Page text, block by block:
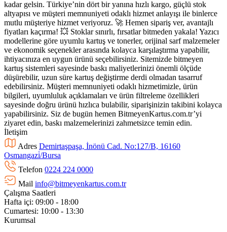
kadar gelsin. Türkiye’nin dört bir yanına hızlı kargo, güçlü stok
altyapısı ve müşteri memnuniyeti odaklı hizmet anlayışı ile binlerce
mutlu müşteriye hizmet veriyoruz. 🚀 Hemen sipariş ver, avantajlı
fiyatları kaçırma! 💥 Stoklar sınırlı, fırsatlar bitmeden yakala! Yazıcı
modellerine göre uyumlu kartuş ve tonerler, orijinal sarf malzemeler
ve ekonomik seçenekler arasında kolayca karşılaştırma yapabilir,
ihtiyacınıza en uygun ürünü seçebilirsiniz. Sitemizde bitmeyen
kartuş sistemleri sayesinde baskı maliyetlerinizi önemli ölçüde
düşürebilir, uzun süre kartuş değiştirme derdi olmadan tasarruf
edebilirsiniz. Müşteri memnuniyeti odaklı hizmetimizle, ürün
bilgileri, uyumluluk açıklamaları ve ürün filtreleme özellikleri
sayesinde doğru ürünü hızlıca bulabilir, siparişinizin takibini kolayca
yapabilirsiniz. Siz de bugün hemen BitmeyenKartus.com.tr’yi
ziyaret edin, baskı malzemelerinizi zahmetsizce temin edin.
İletişim
Adres Demirtaşpaşa, İnönü Cad. No:127/B, 16160
Osmangazi̇/Bursa
Telefon 0224 224 0000
Mail info@bitmeyenkartus.com.tr
Çalışma Saatleri
Hafta içi: 09:00 - 18:00
Cumartesi: 10:00 - 13:30
Kurumsal